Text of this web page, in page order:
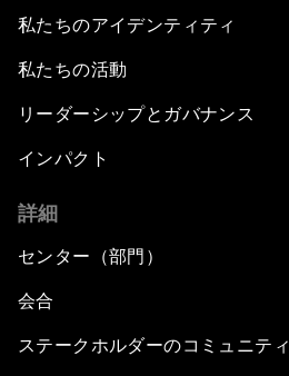
私たちのアイデンティティ
私たちの活動
リーダーシップとガバナンス
インパクト
詳細
センター（部門）
会合
ステークホルダーのコミュニティ